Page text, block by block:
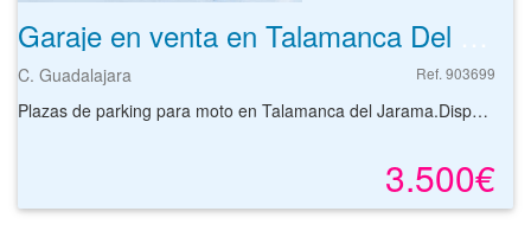
C. Guadalajara Ref. 903699
Plazas de parking para moto en Talamanca del Jarama.Dispone de buenas comunicaciones mediante la A-1,N-320 y varias carreteras locales.El edificio está situado en el centro de la localidad, en un entorno consolidado y bien comunicado con la Avenida de Madrid. Algunas de las plazas de parking disponen de trastero y están situadas en el sótano del edificio con fácil acceso y maniobrabilidad.
3.500€